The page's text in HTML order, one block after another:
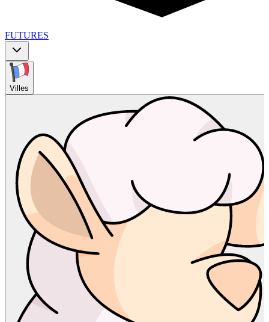
FUTURES
Villes